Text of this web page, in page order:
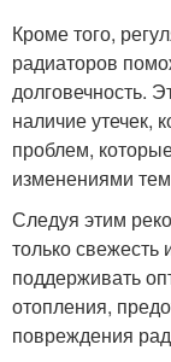
Кроме того,
радиаторов
долговечность.
наличие утечек,
проблем,
изменениями
Следуя этим
только свежесть
поддерживать
отопления,
повреждения